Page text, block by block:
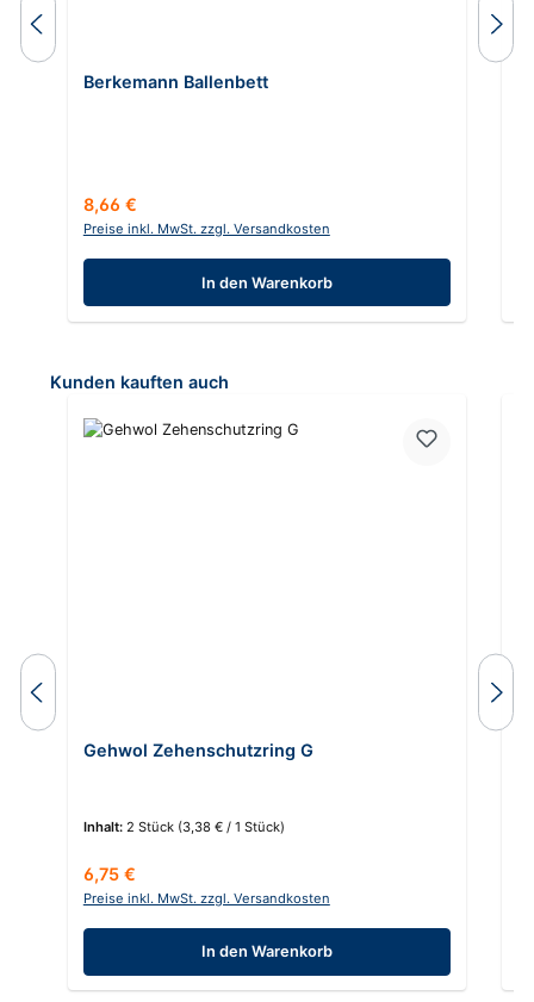
Berkemann Ballenbett
Regulärer Preis:
8,66 €
Preise inkl. MwSt. zzgl. Versandkosten
In den Warenkorb
Produktgalerie überspringen
Kunden kauften auch
Gehwol Zehenschutzring G
Inhalt: 2 Stück (3,38 € / 1 Stück)
Regulärer Preis:
6,75 €
Preise inkl. MwSt. zzgl. Versandkosten
In den Warenkorb